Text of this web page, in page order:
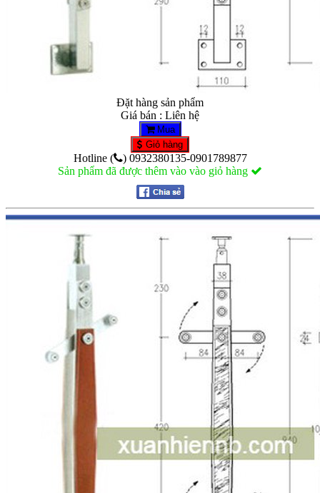
Đặt hàng sản phẩm
Giá bán : Liên hệ
Mua
Giỏ hàng
Hotline (
) 0932380135-0901789877
Sản phẩm đã được thêm vào vào giỏ hàng